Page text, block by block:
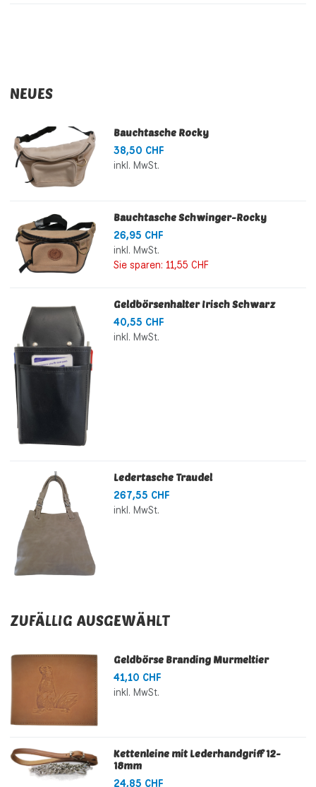
NEUES
Bauchtasche Rocky
38,50 CHF
inkl. MwSt.
Bauchtasche Schwinger-Rocky
26,95 CHF
inkl. MwSt.
Sie sparen: 11,55 CHF
Geldbörsenhalter Irisch Schwarz
40,55 CHF
inkl. MwSt.
Ledertasche Traudel
267,55 CHF
inkl. MwSt.
ZUFÄLLIG AUSGEWÄHLT
Geldbörse Branding Murmeltier
41,10 CHF
inkl. MwSt.
Kettenleine mit Lederhandgriff 12-
18mm
24,85 CHF